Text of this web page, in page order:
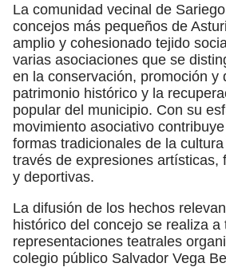
La comunidad vecinal de
concejos más pequeños de
amplio y cohesionado tejido
varias asociaciones que se
en la conservación, promoción y
patrimonio histórico y la
popular del municipio. Con su
movimiento asociativo
formas tradicionales de la
través de expresiones artísticas,
y deportivas.
La difusión de los hechos
histórico del concejo se realiza a
representaciones teatrales
colegio público Salvador Vega